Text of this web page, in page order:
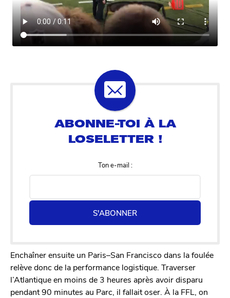
Ton e-mail :
S'ABONNER
Enchaîner ensuite un Paris–San Francisco dans la foulée
relève donc de la performance logistique. Traverser
l’Atlantique en moins de 3 heures après avoir disparu
pendant 90 minutes au Parc, il fallait oser. À la FFL, on